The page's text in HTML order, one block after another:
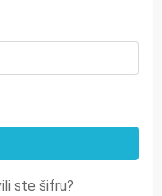
ste šifru?